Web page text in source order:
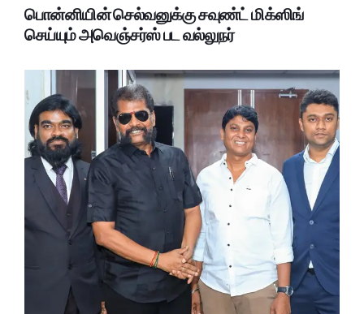
பொன்னியின் செல்வனுக்கு சவுண்ட் மிக்ஸிங்
செய்யும் அவெஞ்சர்ஸ் பட வல்லுநர்